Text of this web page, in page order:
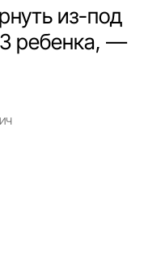
из-под
ребенка, —